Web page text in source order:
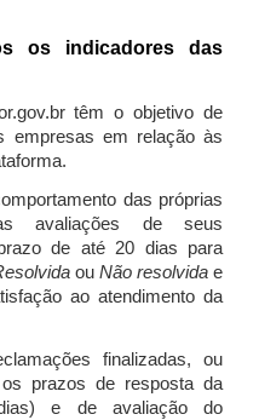
os indicadores das
têm o objetivo de
empresas em relação às
das próprias
avaliações de seus
de até 20 dias para
ou Não resolvida e
ao atendimento da
finalizadas, ou
prazos de resposta da
e de avaliação do